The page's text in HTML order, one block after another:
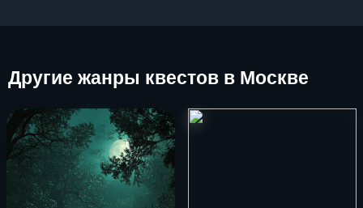
Другие жанры квестов в Москве